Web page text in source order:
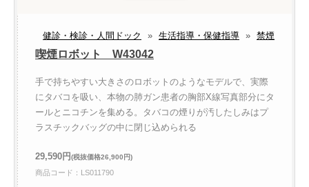
健診・検診・人間ドック » 生活指導・保健指導 » 禁煙
喫煙ロボット W43042
手で持ちやすい大きさのロボットのようなモデルで、実際
にタバコを吸い、本物の肺ガン患者の胸部X線写真部分にタ
ールとニコチンを集める。タバコの煙りが汚したしみはプ
ラスチックバッグの中に閉じ込められる
29,590円(税抜価格26,900円)
商品コード：LS011790